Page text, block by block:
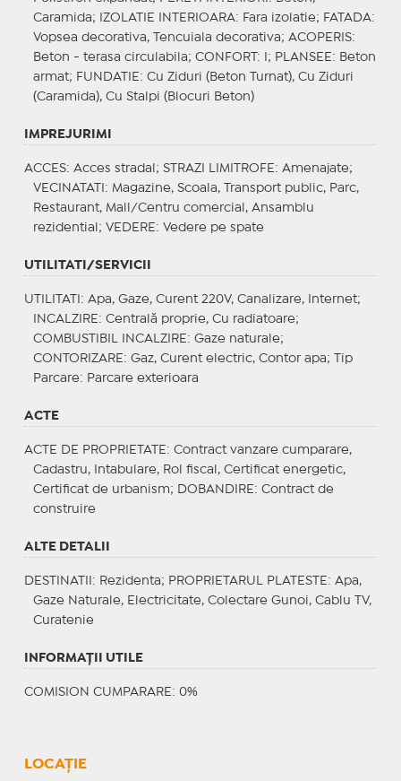
Caramida;
IZOLATIE INTERIOARA: Fara izolatie; FATADA:
Vopsea decorativa, Tencuiala decorativa; ACOPERIS:
Beton - terasa circulabila; CONFORT : I; PLANSEE : Beton
armat; FUNDATIE : Cu Ziduri (Beton Turnat), Cu Ziduri
(Caramida), Cu Stalpi (Blocuri Beton)
IMPREJURIMI
ACCES: Acces stradal; STRAZI LIMITROFE : Amenajate;
VECINATATI : Magazine, Scoala, Transport public, Parc,
Restaurant, Mall/Centru comercial, Ansamblu
rezidential; VEDERE : Vedere pe spate
UTILITATI/SERVICII
UTILITATI : Apa, Gaze, Curent 220V, Canalizare, Internet;
INCALZIRE : Centrală proprie, Cu radiatoare;
COMBUSTIBIL INCALZIRE : Gaze naturale;
CONTORIZARE : Gaz, Curent electric, Contor apa;
Tip
Parcare: Parcare exterioara
ACTE
ACTE DE PROPRIETATE : Contract vanzare cumparare,
Cadastru, Intabulare, Rol fiscal, Certificat energetic,
Certificat de urbanism;
DOBANDIRE : Contract de
construire
ALTE DETALII
DESTINATII : Rezidenta; PROPRIETARUL PLATESTE : Apa,
Gaze Naturale, Electricitate, Colectare Gunoi, Cablu TV,
Curatenie
INFORMAŢII UTILE
COMISION CUMPARARE: 0%
LOCAȚIE